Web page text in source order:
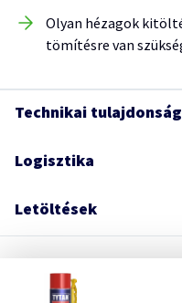
Olyan hézagok
tömítésre van
Technikai
Logisztika
Letöltések